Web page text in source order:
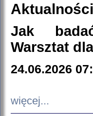
Aktualności
Jak
Warsztat
24.06.2026
więcej...